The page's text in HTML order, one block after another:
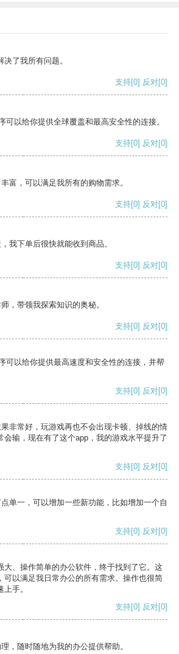
了我所有问题。
支持[0] 反对[0]
可以给你提供全球覆盖和最高安全性的连接。
支持[0] 反对[0]
富，可以满足我所有的购物需求。
支持[0] 反对[0]
我下单后很快就能收到商品。
支持[0] 反对[0]
，带领我探索知识的奥秘。
支持[0] 反对[0]
可以给你提供最高速度和安全性的连接，并帮
支持[0] 反对[0]
非常好，玩游戏再也不会出现卡顿、掉线的情
会输，现在有了这个app，我的游戏水平提升了
支持[0] 反对[0]
单一，可以增加一些新功能，比如增加一个自
支持[0] 反对[0]
大、操作简单的办公软件，终于找到了它。这
可以满足我日常办公的所有需求。操作也很简
手。
支持[0] 反对[0]
，随时随地为我的办公提供帮助。